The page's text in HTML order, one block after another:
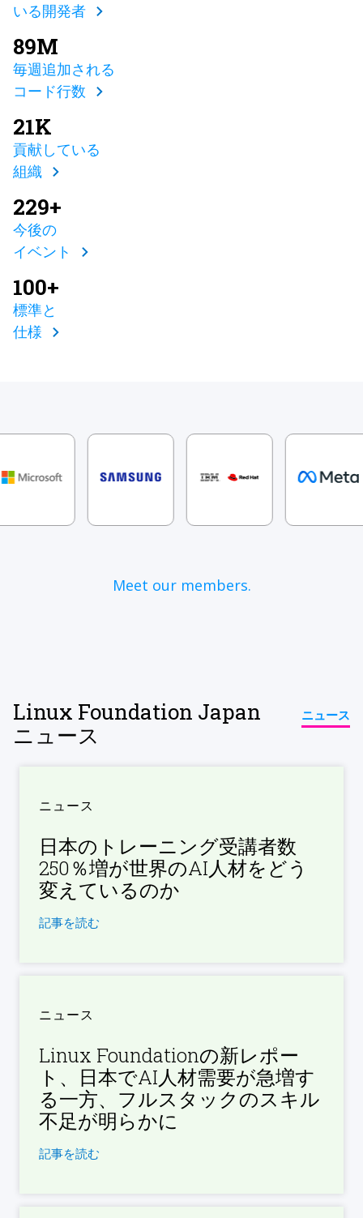
いる開発者
89M
毎週追加される
コード行数
21K
貢献している
組織
229+
今後の
イベント
100+
標準と
仕様
Meet our members.
Linux Foundation Japan
ニュース
ニュース
ニュース
日本のトレーニング受講者数
250％増が世界のAI人材をどう
変えているのか
記事を読む
ニュース
Linux Foundationの新レポー
ト、日本でAI人材需要が急増す
る一方、フルスタックのスキル
不足が明らかに
記事を読む